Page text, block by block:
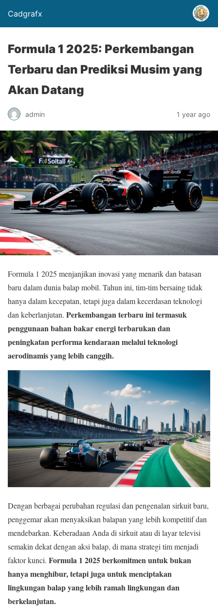
Cadgrafx
Formula 1 2025: Perkembangan
Terbaru dan Prediksi Musim yang
Akan Datang
admin 1 year ago
Formula 1 2025 menjanjikan inovasi yang menarik dan batasan
baru dalam dunia balap mobil. Tahun ini, tim-tim bersaing tidak
hanya dalam kecepatan, tetapi juga dalam kecerdasan teknologi
dan keberlanjutan. Perkembangan terbaru ini termasuk
penggunaan bahan bakar energi terbarukan dan
peningkatan performa kendaraan melalui teknologi
aerodinamis yang lebih canggih.
Dengan berbagai perubahan regulasi dan pengenalan sirkuit baru,
penggemar akan menyaksikan balapan yang lebih kompetitif dan
mendebarkan. Keberadaan Anda di sirkuit atau di layar televisi
semakin dekat dengan aksi balap, di mana strategi tim menjadi
faktor kunci. Formula 1 2025 berkomitmen untuk bukan
hanya menghibur, tetapi juga untuk menciptakan
lingkungan balap yang lebih ramah lingkungan dan
berkelanjutan.